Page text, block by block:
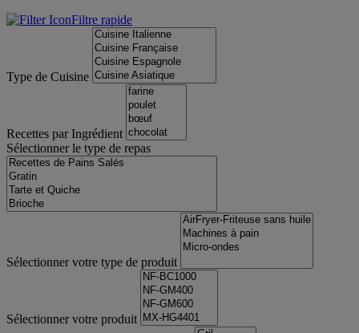
Filtre rapide
Type de Cuisine
Recettes par Ingrédient
Sélectionner le type de repas
Sélectionner votre type de produit
Sélectionner votre produit